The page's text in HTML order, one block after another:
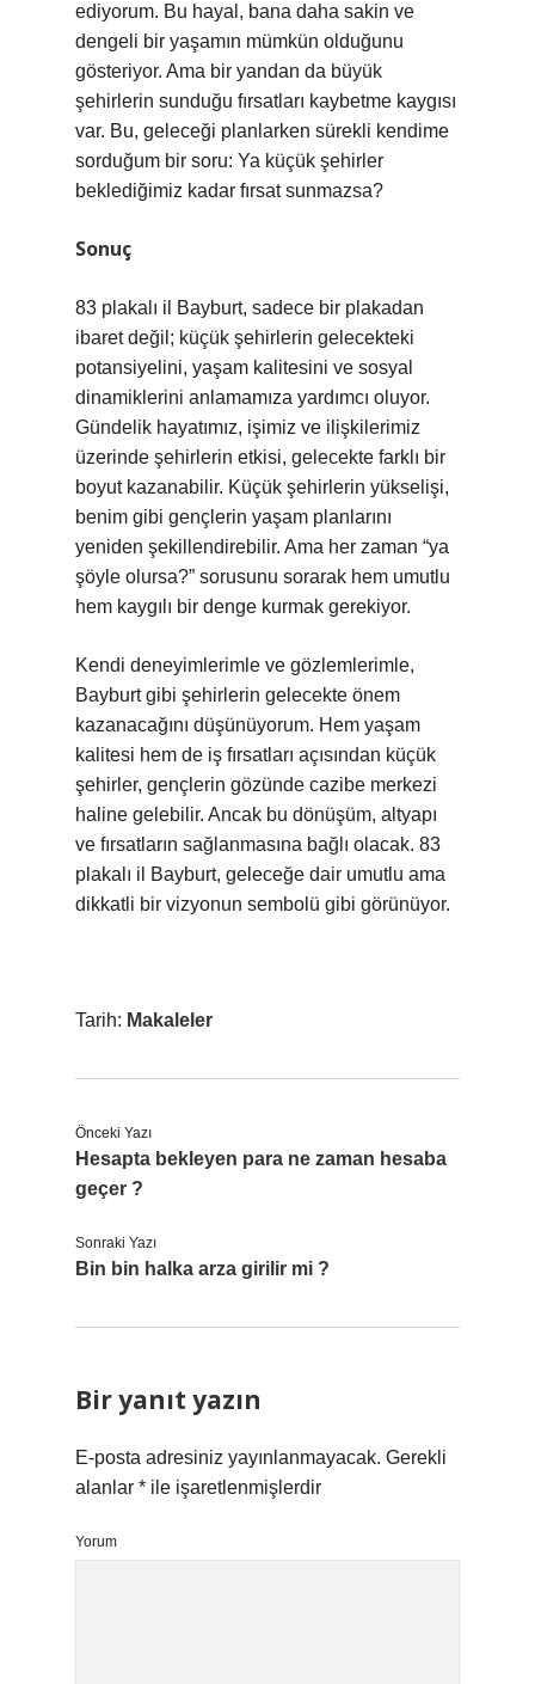
ediyorum. Bu hayal, bana daha sakin ve
dengeli bir yaşamın mümkün olduğunu
gösteriyor. Ama bir yandan da büyük
şehirlerin sunduğu fırsatları kaybetme kaygısı
var. Bu, geleceği planlarken sürekli kendime
sorduğum bir soru: Ya küçük şehirler
beklediğimiz kadar fırsat sunmazsa?
Sonuç
83 plakalı il Bayburt, sadece bir plakadan
ibaret değil; küçük şehirlerin gelecekteki
potansiyelini, yaşam kalitesini ve sosyal
dinamiklerini anlamamıza yardımcı oluyor.
Gündelik hayatımız, işimiz ve ilişkilerimiz
üzerinde şehirlerin etkisi, gelecekte farklı bir
boyut kazanabilir. Küçük şehirlerin yükselişi,
benim gibi gençlerin yaşam planlarını
yeniden şekillendirebilir. Ama her zaman “ya
şöyle olursa?” sorusunu sorarak hem umutlu
hem kaygılı bir denge kurmak gerekiyor.
Kendi deneyimlerimle ve gözlemlerimle,
Bayburt gibi şehirlerin gelecekte önem
kazanacağını düşünüyorum. Hem yaşam
kalitesi hem de iş fırsatları açısından küçük
şehirler, gençlerin gözünde cazibe merkezi
haline gelebilir. Ancak bu dönüşüm, altyapı
ve fırsatların sağlanmasına bağlı olacak. 83
plakalı il Bayburt, geleceğe dair umutlu ama
dikkatli bir vizyonun sembolü gibi görünüyor.
Tarih: Makaleler
Önceki Yazı
Hesapta bekleyen para ne zaman hesaba
geçer ?
Sonraki Yazı
Bin bin halka arza girilir mi ?
Bir yanıt yazın
E-posta adresiniz yayınlanmayacak. Gerekli
alanlar * ile işaretlenmişlerdir
Yorum